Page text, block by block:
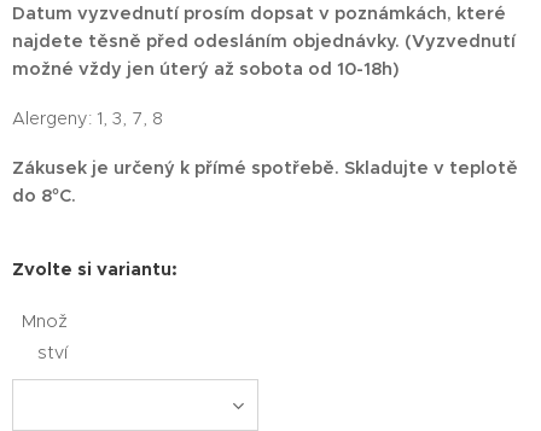
Datum vyzvednutí prosím dopsat v poznámkách, které
najdete těsně před odesláním objednávky. (Vyzvednutí
možné vždy jen úterý až sobota od 10-18h)
Alergeny: 1, 3, 7, 8
Zákusek je určený k přímé spotřebě. Skladujte v teplotě
do 8°C.
Zvolte si variantu:
Množ
ství